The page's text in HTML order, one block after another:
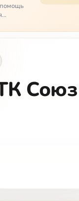
помощь
Союз